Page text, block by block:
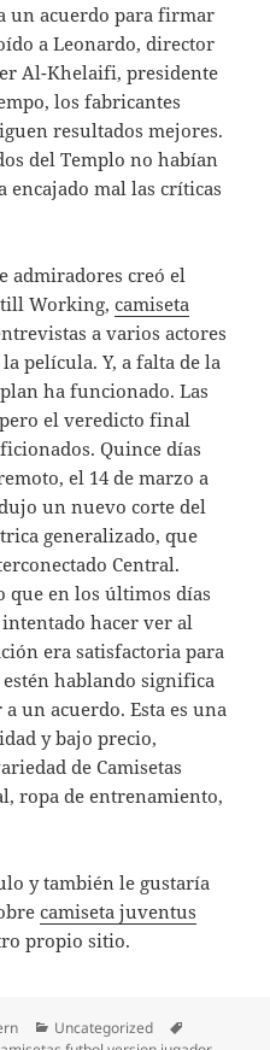
un acuerdo para firmar
a Leonardo, director
Al-Khelaifi, presidente
los fabricantes
resultados mejores.
del Templo no habían
encajado mal las críticas
admiradores creó el
Working,camiseta
a varios actores
película. Y, a falta de la
ha funcionado. Las
el veredicto final
Quince días
el 14 de marzo a
un nuevo corte del
generalizado, que
Central.
que en los últimos días
hacer ver al
era satisfactoria para
hablando significa
un acuerdo. Esta es una
y bajo precio,
de Camisetas
ropa de entrenamiento,
y también le gustaría
camiseta juventus
propio sitio.
Categorías
Uncategorized